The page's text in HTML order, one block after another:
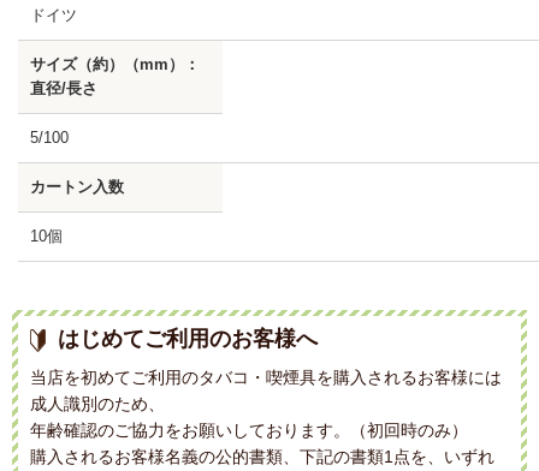
ドイツ
サイズ（約）（mm）：
直径/長さ
5/100
カートン入数
10個
はじめてご利用のお客様へ
当店を初めてご利用のタバコ・喫煙具を購入されるお客様には
成人識別のため、
年齢確認のご協力をお願いしております。（初回時のみ）
購入されるお客様名義の公的書類、下記の書類1点を、いずれ